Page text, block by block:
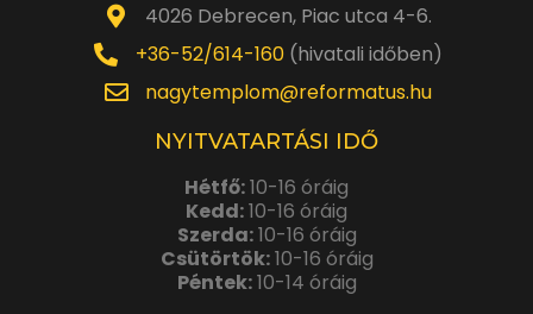
4026 Debrecen, Piac utca 4-6.
+36-52/614-160(hivatali időben)
nagytemplom@reformatus.hu
NYITVATARTÁSI IDŐ
Hétfő:10-16 óráig
Kedd:10-16 óráig
Szerda:10-16 óráig
Csütörtök:10-16 óráig
Péntek:10-14 óráig